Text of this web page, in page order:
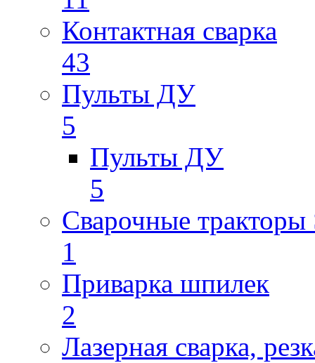
Контактная сварка
43
Пульты ДУ
5
Пульты ДУ
5
Сварочные тракторы
1
Приварка шпилек
2
Лазерная сварка,